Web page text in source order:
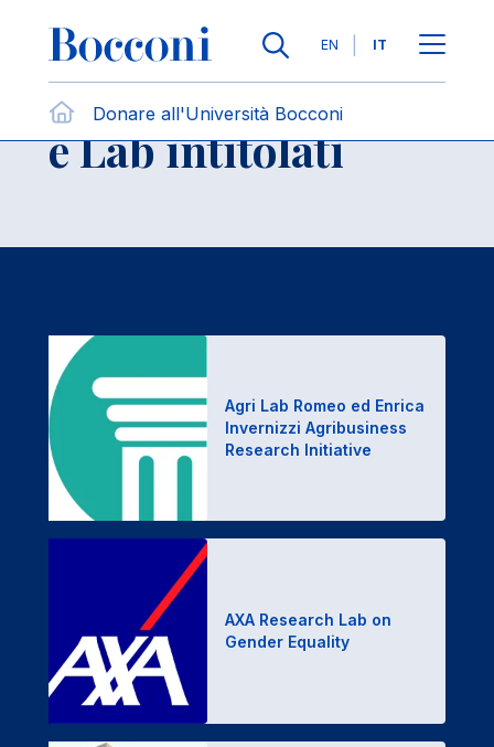
Lingue
EN IT
Donare all'Università Bocconi
Briciole di pane Contattaci
Centri di Ricerca
e Lab intitolati
Agri Lab Romeo ed Enrica
Invernizzi Agribusiness
Research Initiative
AXA Research Lab on
Gender Equality